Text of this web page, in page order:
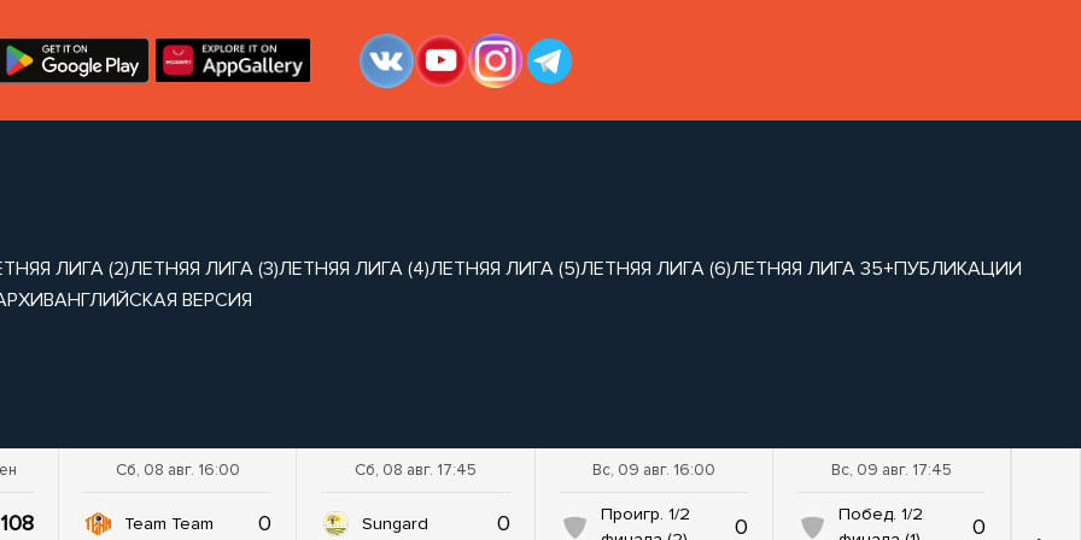
ЛИГА (2)ЛЕТНЯЯ ЛИГА (3)ЛЕТНЯЯ ЛИГА (4)ЛЕТНЯЯ ЛИГА (5)ЛЕТНЯЯ ЛИГА (6)ЛЕТНЯЯ ЛИГА 35+ПУБЛИКАЦИИ
АНГЛИЙСКАЯ ВЕРСИЯ
108
Сб, 08 авг. 16:00
Team Team 0
Сб, 08 авг. 17:45
Sungard 0
Вс, 09 авг. 16:00
Проигр. 1/2
0
Вс, 09 авг. 17:45
Побед. 1/2
0